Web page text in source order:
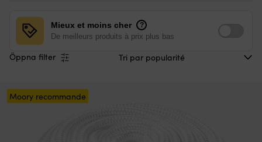
Öppna filter
Mieux et moins cher ?
De meilleurs produits à prix plus bas
Moory recommande